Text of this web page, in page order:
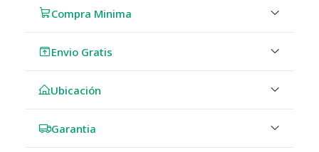
Compra Minima
Envio Gratis
Ubicación
Garantia